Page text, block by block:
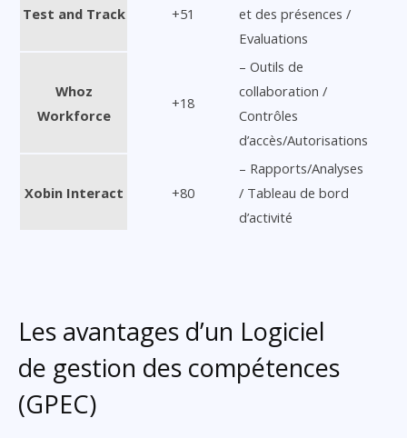
Test and Track +51
et des présences /
Evaluations
Whoz
Workforce
+18
– Outils de
collaboration /
Contrôles
d’accès/Autorisations
Xobin Interact +80
– Rapports/Analyses
/ Tableau de bord
d’activité
Les avantages d’un Logiciel
de gestion des compétences
(GPEC)